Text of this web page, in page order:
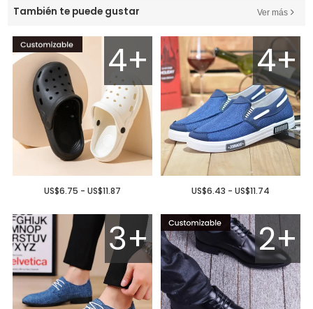
También te puede gustar Ver más
4+
US$6.75 - US$11.87
4+
US$6.43 - US$11.74
3+ 2+